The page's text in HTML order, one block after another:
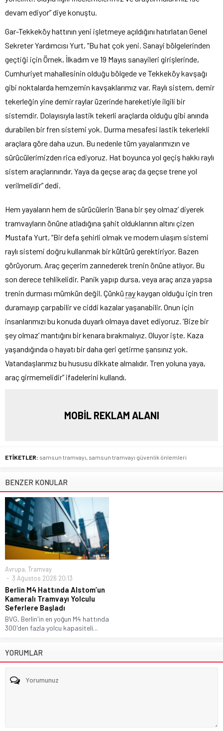
devam ediyor” diye konuştu.
Gar-Tekkeköy hattının yeni işletmeye açıldığını hatırlatan Genel
Sekreter Yardımcısı Yurt, “Bu hat çok yeni. Sanayi bölgelerinden
geçtiği için Örnek, İlkadım ve 19 Mayıs sanayileri girişlerinde,
Cumhuriyet mahallesinin olduğu bölgede ve Tekkeköy kavşağı
gibi noktalarda hemzemin kavşaklarımız var. Raylı sistem, demir
tekerleğin yine demir raylar üzerinde hareketiyle ilgili bir
sistemdir. Dolayısıyla lastik tekerli araçlarda olduğu gibi anında
durabilen bir fren sistemi yok. Durma mesafesi lastik tekerlekli
araçlara göre daha uzun. Bu nedenle tüm yayalarımızın ve
sürücülerimizden rica ediyoruz. Hat boyunca yol geçiş hakkı raylı
sistem araçlarınındır. Yaya da geçse araç da geçse trene yol
verilmelidir” dedi.
Hem yayaların hem de sürücülerin ‘Bana bir şey olmaz’ diyerek
tramvayların önüne atladığına şahit olduklarının altını çizen
Mustafa Yurt, “Bir defa şehirli olmak ve modern ulaşım sistemi
raylı sistemi doğru kullanmak bir kültürü gerektiriyor. Bazen
görüyorum. Araç geçerim zannederek trenin önüne atlıyor. Bu
son derece tehlikelidir. Panik yapıp dursa, veya araç arıza yapsa
trenin durması mümkün değil. Çünkü raykaygan olduğu için tren
duramayıp çarpabilir ve ciddi kazalar yaşanabilir. Onun için
insanlarımızı bu konuda duyarlı olmaya davet ediyoruz. ‘Bize bir
şey olmaz’ mantığını bir kenara bırakmalıyız. Oluyor işte. Kaza
yaşandığında o hayatı bir daha geri getirme şansınız yok.
Vatandaşlarımız bu hususu dikkate almalıdır. Tren yoluna yaya,
araç girmemelidir” ifadelerini kullandı.
MOBİL REKLAM ALANI
ETİKETLER: samsun tramvayı samsun tramvayı güvenlik önlemleri
BENZER KONULAR
Avrupa, Tramvay
3 Ağustos 2026 20:13
Berlin M4 Hattında Alstom’un
Kameralı Tramvayı Yolculu
Seferlere Başladı
BVG, Berlin'in en yoğun M4 hattında
300'den fazla yolcu kapasiteli...
YORUMLAR